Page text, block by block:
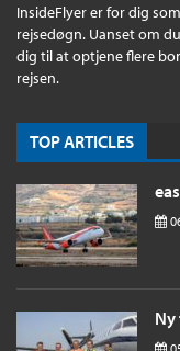
InsideFlyer er for dig
rejsedøgn. Uanset om
dig til at optjene flere
rejsen.
TOP ARTICLES